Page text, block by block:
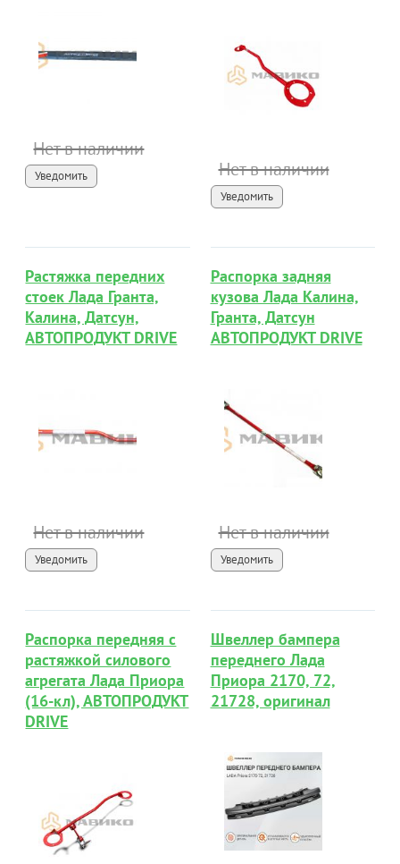
Нет в наличии
Уведомить Нет в наличии
Уведомить
Растяжка передних
стоек Лада Гранта,
Калина, Датсун,
АВТОПРОДУКТ DRIVE
Нет в наличии
Уведомить
Распорка задняя
кузова Лада Калина,
Гранта, Датсун
АВТОПРОДУКТ DRIVE
Нет в наличии
Уведомить
Распорка передняя с
растяжкой силового
агрегата Лада Приора
(16-кл), АВТОПРОДУКТ
DRIVE
Швеллер бампера
переднего Лада
Приора 2170, 72,
21728, оригинал